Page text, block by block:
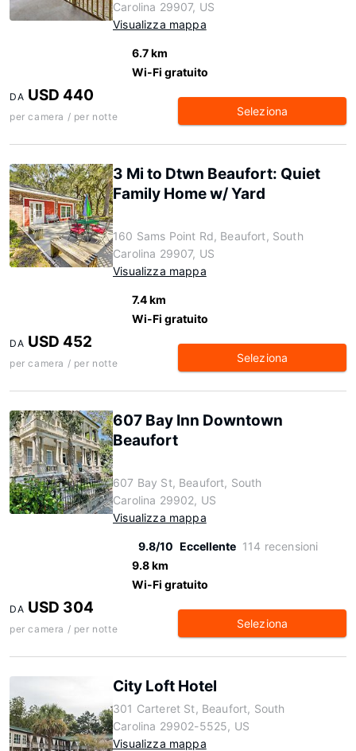
Carolina 29907, US
Visualizza mappa
6.7 km
Wi-Fi gratuito
DA USD 440
per camera / per notte Seleziona
3 Mi to Dtwn Beaufort: Quiet
Family Home w/ Yard
160 Sams Point Rd, Beaufort, South
Carolina 29907, US
Visualizza mappa
7.4 km
Wi-Fi gratuito
DA USD 452
per camera / per notte Seleziona
607 Bay Inn Downtown
Beaufort
607 Bay St, Beaufort, South
Carolina 29902, US
Visualizza mappa
9.8/10 Eccellente 114 recensioni
9.8 km
Wi-Fi gratuito
DA USD 304
per camera / per notte Seleziona
City Loft Hotel
301 Carteret St, Beaufort, South
Carolina 29902-5525, US
Visualizza mappa